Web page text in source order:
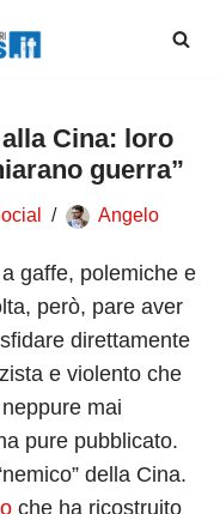
Cina: loro
guerra”
Angelo
gaffe, polemiche e
però, pare aver
direttamente
e violento che
mai
pure pubblicato.
della Cina.
che ha ricostruito